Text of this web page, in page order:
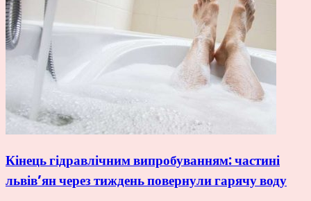
Кінець гідравлічним випробуванням: частині
львів’ян через тиждень повернули гарячу воду